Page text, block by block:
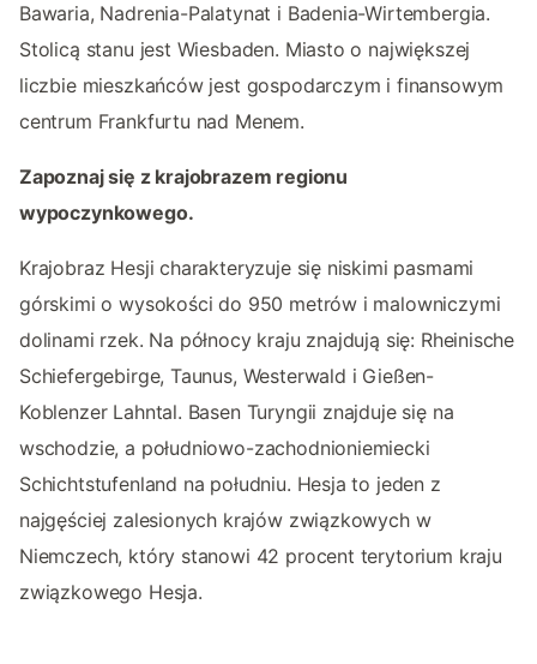
Bawaria, Nadrenia-Palatynat i Badenia-Wirtembergia.
Stolicą stanu jest Wiesbaden. Miasto o największej
liczbie mieszkańców jest gospodarczym i finansowym
centrum Frankfurtu nad Menem.
Zapoznaj się z krajobrazem regionu
wypoczynkowego.
Krajobraz Hesji charakteryzuje się niskimi pasmami
górskimi o wysokości do 950 metrów i malowniczymi
dolinami rzek. Na północy kraju znajdują się: Rheinische
Schiefergebirge, Taunus, Westerwald i Gießen-
Koblenzer Lahntal. Basen Turyngii znajduje się na
wschodzie, a południowo-zachodnioniemiecki
Schichtstufenland na południu. Hesja to jeden z
najgęściej zalesionych krajów związkowych w
Niemczech, który stanowi 42 procent terytorium kraju
związkowego Hesja.